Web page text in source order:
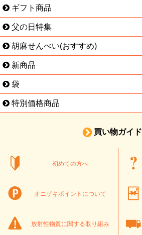
ギフト商品
父の日特集
胡麻せんべい(おすすめ)
新商品
袋
特別価格商品
買い物ガイド
初めての方へ
オニザキポイントについて
放射性物質に関する取り組み